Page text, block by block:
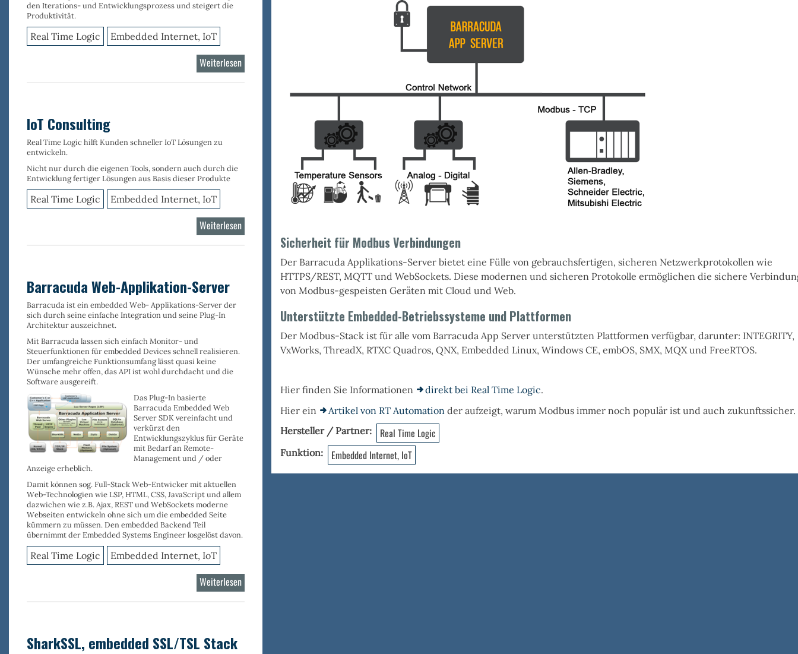
den Iterations- und Entwicklungsprozess und steigert die
Produktivität.
Real Time Logic Embedded Internet, IoT
Weiterlesenüber
Xedge
IoT Consulting
Real Time Logic hilft Kunden schneller IoT Lösungen zu
entwickeln.
Nicht nur durch die eigenen Tools, sondern auch durch die
Entwicklung fertiger Lösungen aus Basis dieser Produkte
Real Time Logic Embedded Internet, IoT
Weiterlesenüber
IoT
Barracuda Web-Applikation-Server
Barracuda ist ein embedded Web- Applikations-Serverder
sich durch seineeinfache Integration und seinePlug-In
Architekturauszeichnet.
Mit Barracuda lassen sich einfach Monitor- und
Steuerfunktionen für embedded Devicesschnell realisieren.
Derumfangreiche Funktionsumfanglässt quasi keine
Wünsche mehr offen, das API ist wohl durchdachtund die
Software ausgereift.
Das Plug-In basierte
Barracuda Embedded Web
Server SDK vereinfacht und
verkürzt den
Entwicklungszyklusfür Geräte
mit Bedarf an Remote-
Managementund / oder
Anzeigeerheblich.
Damit können sog. Full-Stack Web-Entwickermit aktuellen
Web-Technologien wieLSP, HTML, CSS, JavaScriptund allem
dazwichen wie z.B. Ajax, RESTund WebSocketsmoderne
Webseiten entwickeln ohne sich um die embedded Seite
kümmern zu müssen. Den embedded Backend Teil
übernimmt der Embedded Systems Engineer losgelöst davon.
Real Time Logic Embedded Internet, IoT
Weiterlesenüber
Barracuda
SharkSSL, embedded SSL/TSL Stack
Sicherheit für Modbus Verbindungen
Der Barracuda Applikations-Server bietet eine Fülle von gebrauchsfertigen, sicheren Netzwerkprotokollen wie
HTTPS/REST, MQTT und WebSockets. Diese modernen und sicheren Protokolle ermöglichen die sichere
von Modbus-gespeisten Geräten mit Cloud und Web.
Unterstützte Embedded-Betriebssysteme und Plattformen
Der Modbus-Stack ist für alle vom Barracuda App Server unterstützten Plattformen verfügbar, darunter: INTEGRITY,
VxWorks, ThreadX, RTXC Quadros, QNX, Embedded Linux, Windows CE, embOS, SMX, MQX und FreeRTOS.
Hier finden Sie Informationen direkt bei Real Time Logic.
Hier ein
Artikel von RT Automation der aufzeigt, warum Modbus immer noch populär ist und auch zukunftssicher.
Hersteller / Partner
Real Time Logic
Funktion Embedded Internet, IoT